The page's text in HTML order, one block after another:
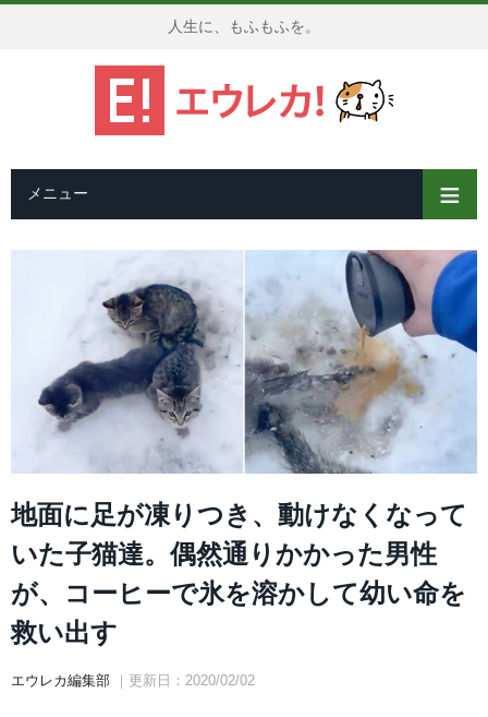
人生に、もふもふを。
メニュー
地面に足が凍りつき、動けなくなって
いた子猫達。偶然通りかかった男性
が、コーヒーで氷を溶かして幼い命を
救い出す
エウレカ編集部 ｜更新日：2020/02/02